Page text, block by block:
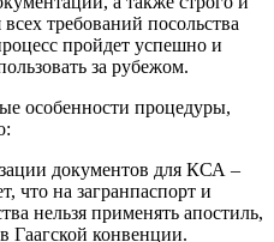
требований посольства
пройдет успешно и
за рубежом.
особенности процедуры,
документов для КСА –
что на загранпаспорт и
нельзя применять апостиль,
Гаагской конвенции.